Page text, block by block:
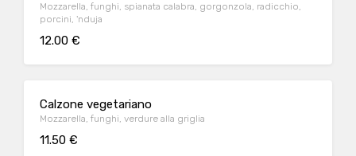
Mozzarella, funghi, spianata calabra, gorgonzola, radicchio,
porcini, 'nduja
12.00 €
Calzone vegetariano
Mozzarella, funghi, verdure alla griglia
11.50 €